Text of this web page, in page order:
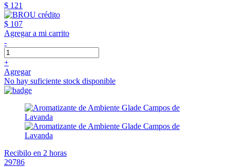
$ 121
$ 107
Agregar a mi carrito
-
+
Agregar
No hay suficiente stock disponible
Recibilo en 2 horas
29786